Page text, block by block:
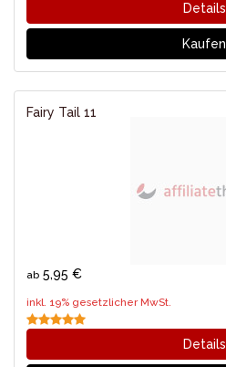
Details
Kaufen
Fairy Tail 11
ab 5,95 €
inkl. 19% gesetzlicher MwSt.
Details